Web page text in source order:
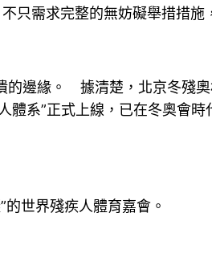
只需求完整的無妨礙舉措措施
邊緣。 據清楚，北京冬殘
系”正式上線，已在冬奧會
的世界殘疾人體育嘉會。